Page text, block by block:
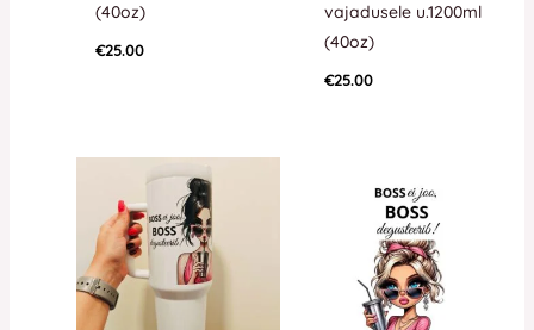
(40oz)
€25.00
vajadusele u.1200ml
(40oz)
€25.00